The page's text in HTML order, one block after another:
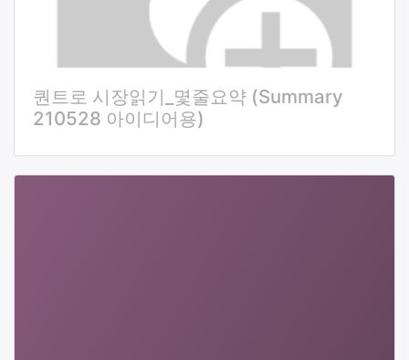
퀀트로 시장읽기_몇줄요약 (Summary
210528 아이디어용)